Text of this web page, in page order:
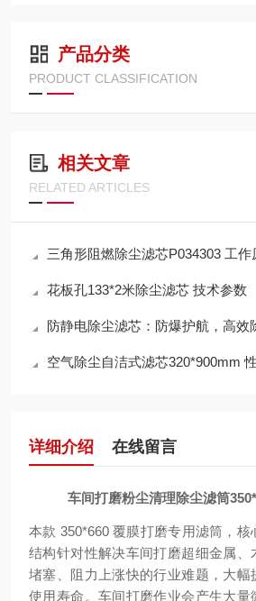
产品分类
PRODUCT CLASSIFICATION
相关文章
RELATED ARTICLES
三角形阻燃除尘滤芯P034303 工作
花板孔133*2米除尘滤芯 技术参数
防静电除尘滤芯：防爆护航，高效除尘
空气除尘自洁式滤芯320*900mm
详细介绍 在线留言
车间打磨粉尘清理除尘滤筒
本款 350*660 覆膜打磨专用滤筒，核
结构针对性解决车间打磨超细金属、
堵塞、阻力上涨快的行业难题，大幅
使用寿命。车间打磨作业会产生大量